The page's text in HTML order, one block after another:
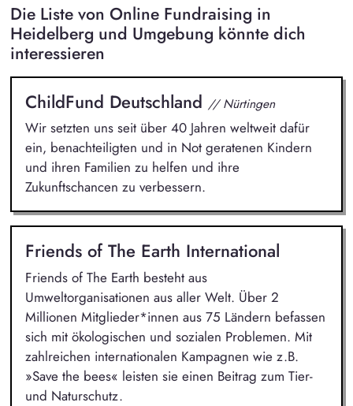
Die Liste von Online Fundraising in
Heidelberg und Umgebung könnte dich
interessieren
ChildFund Deutschland // Nürtingen
Wir setzten uns seit über 40 Jahren weltweit dafür
ein, benachteiligten und in Not geratenen Kindern
und ihren Familien zu helfen und ihre
Zukunftschancen zu verbessern.
Friends of The Earth International
Friends of The Earth besteht aus
Umweltorganisationen aus aller Welt. Über 2
Millionen Mitglieder*innen aus 75 Ländern befassen
sich mit ökologischen und sozialen Problemen. Mit
zahlreichen internationalen Kampagnen wie z.B.
»Save the bees« leisten sie einen Beitrag zum Tier-
und Naturschutz.